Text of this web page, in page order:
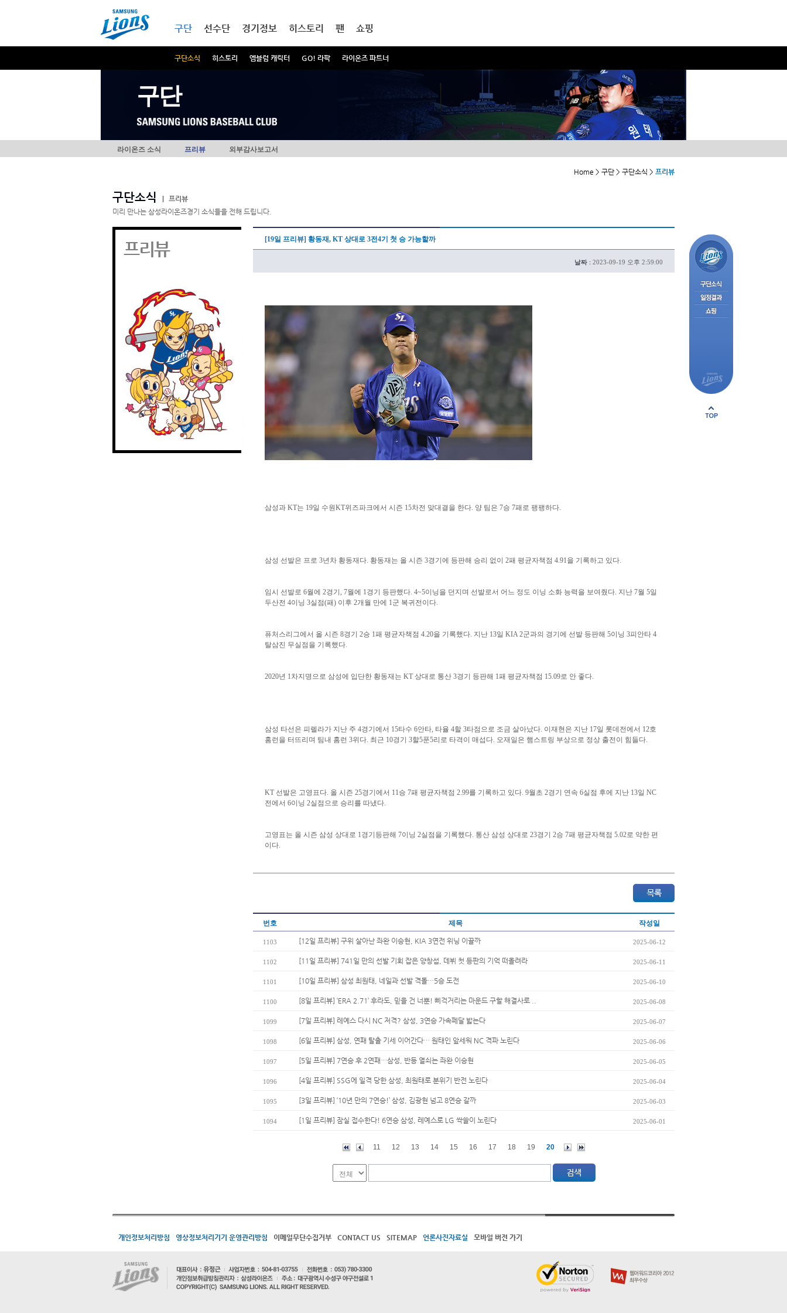
구단
구단소식 히스토리 엠블럼 캐릭터 GO! 라팍 라이온즈 파트너
선수단 경기정보 히스토리 팬 쇼핑
구단
라이온즈 소식 프리뷰 외부감사보고서
Home > 구단 > 구단소식 > 프리뷰
구단소식
프리뷰
미리 만나는 삼성라이온즈경기 소식들을 전해 드립니다.
프리뷰 [19일 프리뷰] 황동재, KT 상대로 3전4기 첫 승 가능할까
날짜 : 2023-09-19 오후 2:59:00
삼성과 KT는 19일 수원KT위즈파크에서 시즌 15차전 맞대결을 한다. 양 팀은 7승 7패로 팽팽하다.
삼성 선발은 프로 3년차 황동재다. 황동재는 올 시즌 3경기에 등판해 승리 없이 2패 평균자책점 4.91을 기록하고 있다.
임시 선발로 6월에 2경기, 7월에 1경기 등판했다. 4~5이닝을 던지며 선발로서 어느 정도 이닝 소화 능력을 보여줬다. 지난 7월 5일
두산전 4이닝 3실점(패) 이후 2개월 만에 1군 복귀전이다.
퓨처스리그에서 올 시즌 8경기 2승 1패 평균자책점 4.20을 기록했다. 지난 13일 KIA 2군과의 경기에 선발 등판해 5이닝 3피안타 4
탈삼진 무실점을 기록했다.
2020년 1차지명으로 삼성에 입단한 황동재는 KT 상대로 통산 3경기 등판해 1패 평균자책점 15.09로 안 좋다.
삼성 타선은 피렐라가 지난 주 4경기에서 15타수 6안타, 타율 4할 3타점으로 조금 살아났다. 이재현은 지난 17일 롯데전에서 12호
홈런을 터뜨리며 팀내 홈런 3위다. 최근 10경기 3할5푼5리로 타격이 매섭다. 오재일은 햄스트링 부상으로 정상 출전이 힘들다.
KT 선발은 고영표다. 올 시즌 25경기에서 11승 7패 평균자책점 2.99를 기록하고 있다. 9월초 2경기 연속 6실점 후에 지난 13일 NC
전에서 6이닝 2실점으로 승리를 따냈다.
고영표는 올 시즌 삼성 상대로 1경기등판해 7이닝 2실점을 기록했다. 통산 삼성 상대로 23경기 2승 7패 평균자책점 5.02로 약한 편
이다.
번호 제목 작성일
1103 [12일 프리뷰] 구위 살아난 좌완 이승현, KIA 3연전 위닝 이끌까 2025-06-12
1102 [11일 프리뷰] 741일 만의 선발 기회 잡은 양창섭, 데뷔 첫 등판의 기억 떠올려라 2025-06-11
1101 [10일 프리뷰] 삼성 최원태, 네일과 선발 격돌…5승 도전 2025-06-10
1100 [8일 프리뷰] ‘ERA 2.71’ 후라도, 믿을 건 너뿐! 삐걱거리는 마운드 구할 해결사로 .. 2025-06-08
1099 [7일 프리뷰] 레예스 다시 NC 저격? 삼성, 3연승 가속페달 밟는다 2025-06-07
1098 [6일 프리뷰] 삼성, 연패 탈출 기세 이어간다… 원태인 앞세워 NC 격파 노린다 2025-06-06
1097 [5일 프리뷰] 7연승 후 2연패…삼성, 반등 열쇠는 좌완 이승현 2025-06-05
1096 [4일 프리뷰] SSG에 일격 당한 삼성, 최원태로 분위기 반전 노린다 2025-06-04
1095 [3일 프리뷰] ‘10년 만의 7연승!’ 삼성, 김광현 넘고 8연승 갈까 2025-06-03
1094 [1일 프리뷰] 잠실 접수한다! 6연승 삼성, 레예스로 LG 싹쓸이 노린다 2025-06-01
11 12 13 14 15 16 17 18 19 20
개인정보처리방침 영상정보처리기기 운영관리방침 이메일무단수집거부 CONTACT US SITEMAP 언론사진자료실 모바일 버전 가기